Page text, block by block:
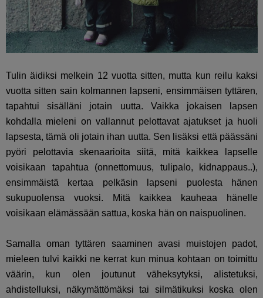
Tulin äidiksi melkein 12 vuotta sitten, mutta kun reilu kaksi
vuotta sitten sain kolmannen lapseni, ensimmäisen tyttären,
tapahtui sisälläni jotain uutta. Vaikka jokaisen lapsen
kohdalla mieleni on vallannut pelottavat ajatukset ja huoli
lapsesta, tämä oli jotain ihan uutta. Sen lisäksi että päässäni
pyöri pelottavia skenaarioita siitä, mitä kaikkea lapselle
voisikaan tapahtua (onnettomuus, tulipalo, kidnappaus..),
ensimmäistä kertaa pelkäsin lapseni puolesta hänen
sukupuolensa vuoksi. Mitä kaikkea kauheaa hänelle
voisikaan elämässään sattua, koska hän on naispuolinen.
Samalla oman tyttären saaminen avasi muistojen padot,
mieleen tulvi kaikki ne kerrat kun minua kohtaan on toimittu
väärin, kun olen joutunut väheksytyksi, alistetuksi,
ahdistelluksi, näkymättömäksi tai silmätikuksi koska olen